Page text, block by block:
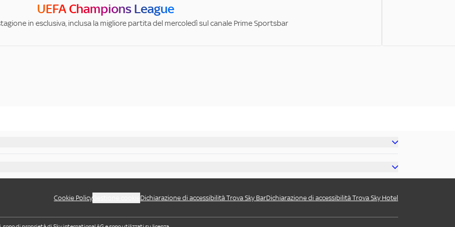
UEFA Champions League
in esclusiva, inclusa la migliore partita del mercoledì sul canale Prime Sportsbar
Cookie Policy Dichiarazione di accessibilità Trova Sky BarDichiarazione di accessibilità Trova Sky Hotel